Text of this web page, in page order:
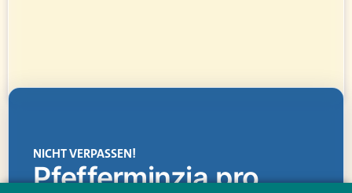
NICHT VERPASSEN!
Pfefferminzia.pro